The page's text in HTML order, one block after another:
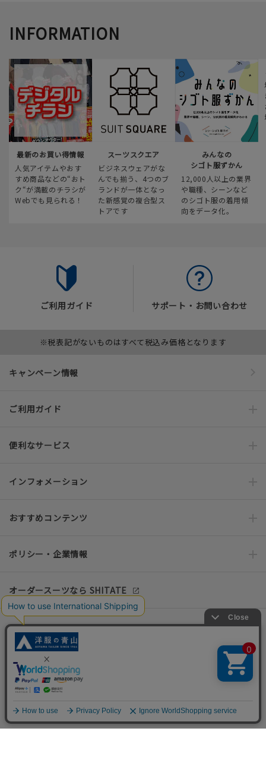
INFORMATION
最新のお買い得情報
人気アイテムやおす
すめ商品などの“おト
ク“が満載のチラシが
Webでも見られる！
スーツスクエア
ビジネスウェアがな
んでも揃う、4つのブ
ランドが一体となっ
た新感覚の複合型ス
トアです
みんなの
シゴト服ずかん
12,000人以上の業界
や職種、シーンなど
のシゴト服の着用傾
向をデータ化。
ご利用ガイド サポート・お問い合わせ
※税表記がないものはすべて税込み価格となります
キャンペーン情報
ご利用ガイド
便利なサービス
インフォメーション
おすすめコンテンツ
ポリシー・企業情報
オーダースーツなら SHITATE